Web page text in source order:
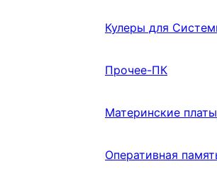
Кулеры для
Прочее-ПК
Материнские платы
Оперативная